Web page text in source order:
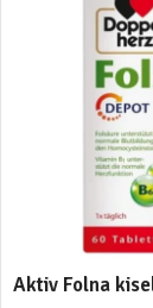
Aktiv Folna